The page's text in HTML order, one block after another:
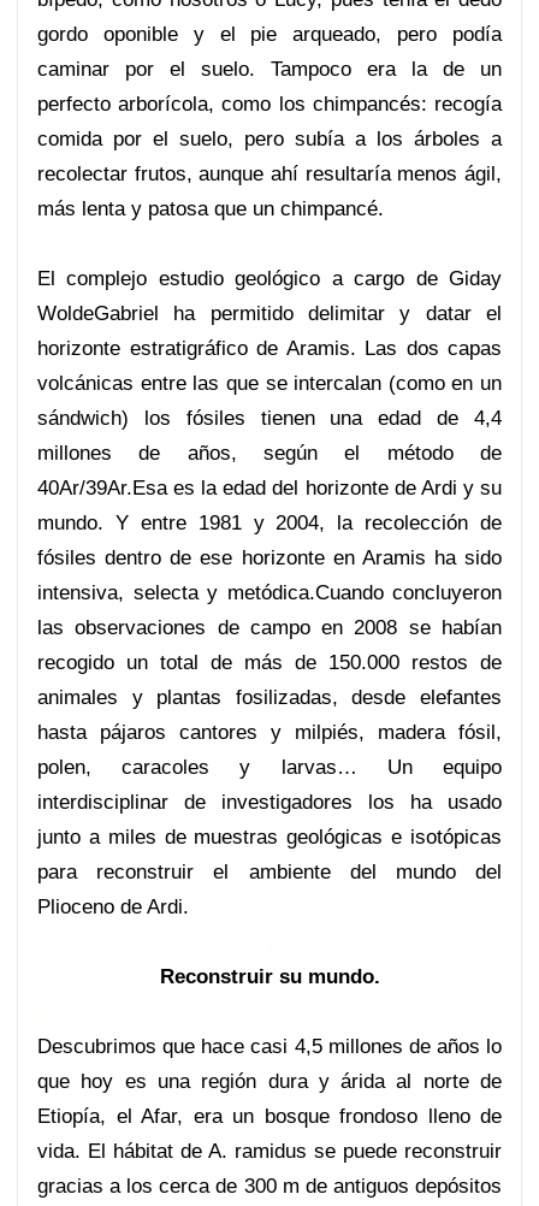
gordo oponible y el pie arqueado, pero podía
caminar por el suelo. Tampoco era la de un
perfecto arborícola, como los chimpancés: recogía
comida por el suelo, pero subía a los árboles a
recolectar frutos, aunque ahí resultaría menos ágil,
más lenta y patosa que un chimpancé.
El complejo estudio geológico a cargo de Giday
WoldeGabriel ha permitido delimitar y datar el
horizonte estratigráfico de Aramis. Las dos capas
volcánicas entre las que se intercalan (como en un
sándwich) los fósiles tienen una edad de 4,4
millones de años, según el método de
40Ar/39Ar.Esa es la edad del horizonte de Ardi y su
mundo. Y entre 1981 y 2004, la recolección de
fósiles dentro de ese horizonte en Aramis ha sido
intensiva, selecta y metódica.Cuando concluyeron
las observaciones de campo en 2008 se habían
recogido un total de más de 150.000 restos de
animales y plantas fosilizadas, desde elefantes
hasta pájaros cantores y milpiés, madera fósil,
polen, caracoles y larvas… Un equipo
interdisciplinar de investigadores los ha usado
junto a miles de muestras geológicas e isotópicas
para reconstruir el ambiente del mundo del
Plioceno de Ardi.
.
Reconstruir su mundo.
.
Descubrimos que hace casi 4,5 millones de años lo
que hoy es una región dura y árida al norte de
Etiopía, el Afar, era un bosque frondoso lleno de
vida. El hábitat de A. ramidus se puede reconstruir
gracias a los cerca de 300 m de antiguos depósitos